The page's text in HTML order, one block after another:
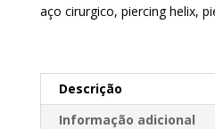
aço cirurgico, piercing helix,
Descrição
Informação adicional